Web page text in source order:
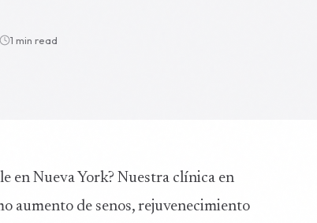
1 min read
en Nueva York? Nuestra clínica en
aumento de senos, rejuvenecimiento